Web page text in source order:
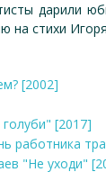
дарили
на стихи
[2002]
[2017]
работника
"Не уходи"